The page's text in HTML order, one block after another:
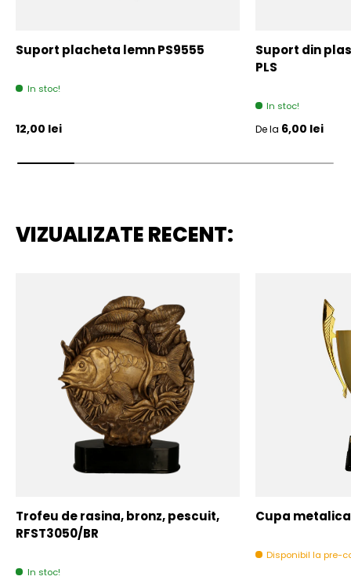
Suport placheta lemn PS9555
In stoc!
Pret initial
12,00 lei
Suport din
PLS
In stoc!
Pret initial
De la 6,00 lei
VIZUALIZATE RECENT:
Trofeu de rasina, bronz, pescuit,
RFST3050/BR
In stoc!
Cupa
Disponibil la pre-